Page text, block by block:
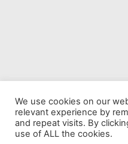
© Copyright 2025 | Društvo
Varstvo osebnih podatkov
We use cookies on our
relevant experience by
and repeat visits. By
use of ALL the cookies.